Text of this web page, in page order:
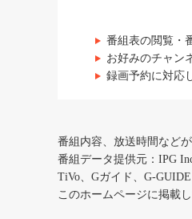
番組表の閲覧・
お好みのチャン
録画予約に対応
番組内容、放送時間など
番組データ提供元：IPG
TiVo、Gガイド、G-
このホームページに掲載